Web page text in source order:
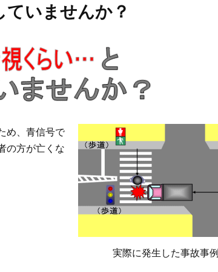
ていませんか？
実際に発生した事故事例
め、青信号で
の方が亡くな